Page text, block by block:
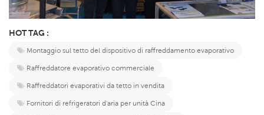
HOT TAG :
Montaggio sul tetto del dispositivo di raffreddamento evaporativo
Raffreddatore evaporativo commerciale
Raffreddatori evaporativi da tetto in vendita
Fornitori di refrigeratori d'aria per unità Cina